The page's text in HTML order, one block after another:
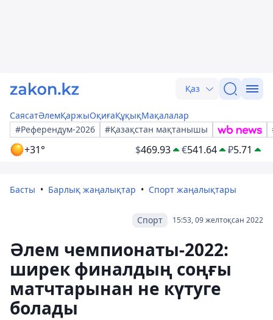
Қаз
СаясатӘлемҚаржыОқиғаҚұқықМақалалар
#Референдум-2026
#Қазақстан мақтанышы
+31° $469.93 €541.64 ₽5.71
Басты Барлық жаңалықтар Спорт жаңалықтары
15:53, 09 желтоқсан 2022
Спорт
Әлем чемпионаты-2022:
ширек финалдың соңғы
матчтарынан не күтуге
болады